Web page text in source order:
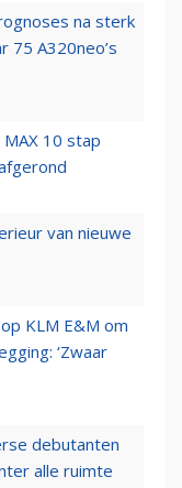
na sterk
75 A320neo’s
10 stap
van nieuwe
KLM E&M om
‘Zwaar
debutanten
alle ruimte